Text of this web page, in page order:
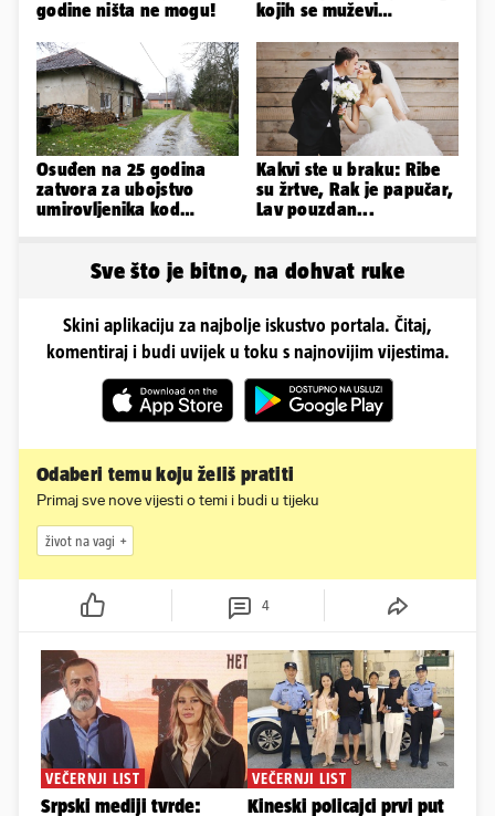
godine ništa ne mogu!
kojih se muževi
Osuđen na 25 godina
zatvora za ubojstvo
umirovljenika kod
Kakvi ste u braku: Ribe
su žrtve, Rak je papučar,
Lav pouzdan...
Sve što je bitno, na dohvat ruke
Skini aplikaciju za najbolje iskustvo portala. Čitaj,
komentiraj i budi uvijek u toku s najnovijim vijestima.
Odaberi temu koju želiš pratiti
Primaj sve nove vijesti o temi i budi u tijeku
život na vagi
4